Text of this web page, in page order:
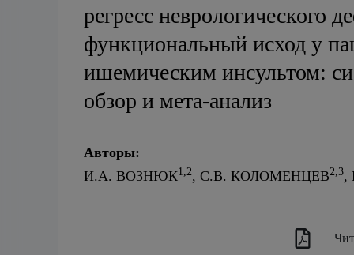
регресс неврологического
функциональный исход у
ишемическим инсультом:
обзор и мета-анализ
Авторы:
И.А. ВОЗНЮК1,2, С.В. КОЛОМЕНЦЕВ2,3,